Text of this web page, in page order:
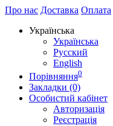
Про нас Доставка Оплата
Українська
Українська
Русский
English
Порівняння0
Закладки (0)
Особистий кабінет
Авторизація
Реєстрація